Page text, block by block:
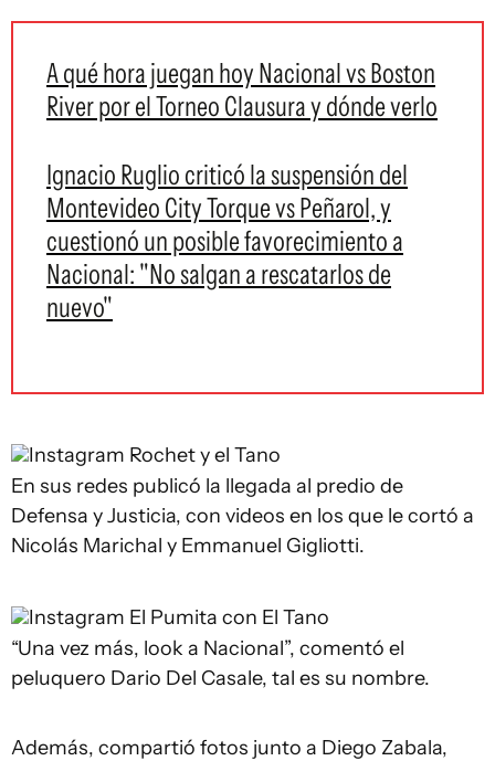
A qué hora juegan hoy Nacional vs Boston
River por el Torneo Clausura y dónde verlo
Ignacio Ruglio criticó la suspensión del
Montevideo City Torque vs Peñarol, y
cuestionó un posible favorecimiento a
Nacional: "No salgan a rescatarlos de
nuevo"
Instagram Rochet y el Tano
En sus redes publicó la llegada al predio de
Defensa y Justicia, con videos en los que le cortó a
Nicolás Marichal y Emmanuel Gigliotti.
Instagram El Pumita con El Tano
“Una vez más, look a Nacional”, comentó el
peluquero Dario Del Casale, tal es su nombre.
Además, compartió fotos junto a Diego Zabala,